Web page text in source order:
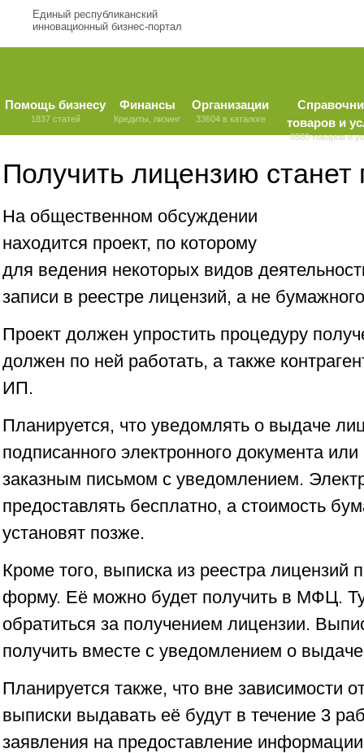
Единый республиканский
инновационный бизнес-портал
Помощь бизнесу
1837 статей
Финансы
Кредиты, лизинг
Организации
33604 в каталоге
товаров и
9580 товаров и
Получить лицензию
На общественном обсуждении
находится проект, по которому
для ведения некоторых видов
записи в реестре лицензий, а не
Проект должен упростить процедуру
должен по ней работать, а также
ИП.
Планируется, что уведомлять о выдаче
подписанного электронного документа
заказным письмом с уведомлением.
предоставлять бесплатно, а стоимость
установят позже.
Кроме того, выписка из реестра лицензий
форму. Её можно будет получить в МФЦ.
обратиться за получением лицензии.
получить вместе с уведомлением о
Планируется также, что вне зависимости
выписки выдавать её будут в течение 3
заявления на предоставление